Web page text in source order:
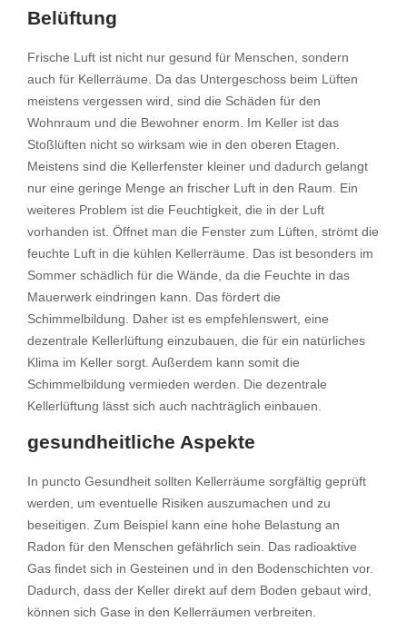
Belüftung
Frische Luft ist nicht nur gesund für Menschen, sondern
auch für Kellerräume. Da das Untergeschoss beim Lüften
meistens vergessen wird, sind die Schäden für den
Wohnraum und die Bewohner enorm. Im Keller ist das
Stoßlüften nicht so wirksam wie in den oberen Etagen.
Meistens sind die Kellerfenster kleiner und dadurch gelangt
nur eine geringe Menge an frischer Luft in den Raum. Ein
weiteres Problem ist die Feuchtigkeit, die in der Luft
vorhanden ist. Öffnet man die Fenster zum Lüften, strömt die
feuchte Luft in die kühlen Kellerräume. Das ist besonders im
Sommer schädlich für die Wände, da die Feuchte in das
Mauerwerk eindringen kann. Das fördert die
Schimmelbildung. Daher ist es empfehlenswert, eine
dezentrale Kellerlüftung einzubauen, die für ein natürliches
Klima im Keller sorgt. Außerdem kann somit die
Schimmelbildung vermieden werden. Die dezentrale
Kellerlüftung lässt sich auch nachträglich einbauen.
gesundheitliche Aspekte
In puncto Gesundheit sollten Kellerräume sorgfältig geprüft
werden, um eventuelle Risiken auszumachen und zu
beseitigen. Zum Beispiel kann eine hohe Belastung an
Radon für den Menschen gefährlich sein. Das radioaktive
Gas findet sich in Gesteinen und in den Bodenschichten vor.
Dadurch, dass der Keller direkt auf dem Boden gebaut wird,
können sich Gase in den Kellerräumen verbreiten.